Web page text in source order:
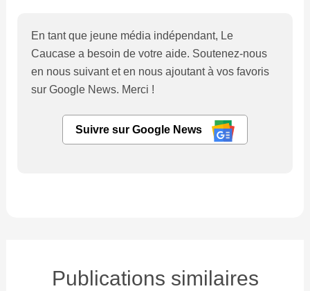
En tant que jeune média indépendant, Le
Caucase a besoin de votre aide. Soutenez-nous
en nous suivant et en nous ajoutant à vos favoris
sur Google News. Merci !
Suivre sur Google News
Publications similaires